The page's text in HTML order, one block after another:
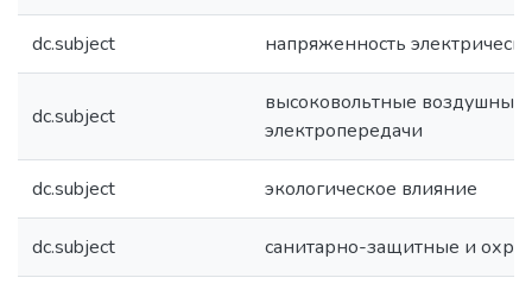
dc.subject напряженность
dc.subject
высоковольтные воздушные
электропередачи
dc.subject экологическое влияние
dc.subject санитарно-защитные и